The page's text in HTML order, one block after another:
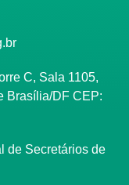
C, Sala 1105,
Brasília/DF CEP:
de Secretários de